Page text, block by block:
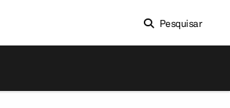
Pesquisar